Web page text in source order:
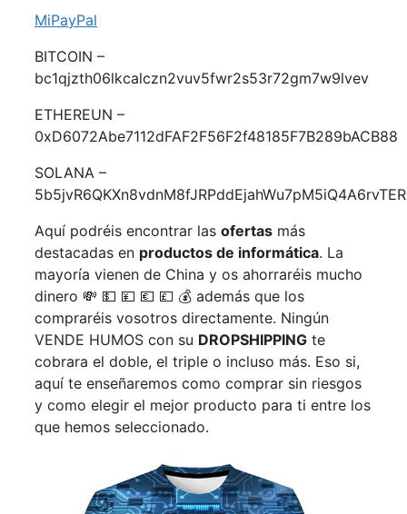
MiPayPal
BITCOIN –
bc1qjzth06lkcalczn2vuv5fwr2s53r72gm7w9lvev
ETHEREUN –
0xD6072Abe7112dFAF2F56F2f48185F7B289bACB88
SOLANA –
Aquí podréis encontrar las ofertas más
destacadas en productos de informática. La
mayoría vienen de China y os ahorraréis mucho
dinero 💸 💵 💴 💶 💷 💰 además que los
compraréis vosotros directamente. Ningún
VENDE HUMOS con su DROPSHIPPING te
cobrara el doble, el triple o incluso más. Eso si,
aquí te enseñaremos como comprar sin riesgos
y como elegir el mejor producto para ti entre los
que hemos seleccionado.